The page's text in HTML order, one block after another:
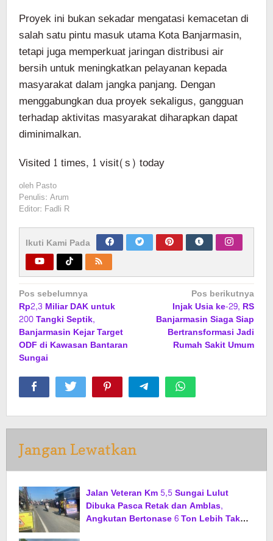
Proyek ini bukan sekadar mengatasi kemacetan di
salah satu pintu masuk utama Kota Banjarmasin,
tetapi juga memperkuat jaringan distribusi air
bersih untuk meningkatkan pelayanan kepada
masyarakat dalam jangka panjang. Dengan
menggabungkan dua proyek sekaligus, gangguan
terhadap aktivitas masyarakat diharapkan dapat
diminimalkan.
Visited 1 times, 1 visit(s) today
oleh Pasto
Penulis: Arum
Editor: Fadli R
Ikuti Kami Pada
Navigasi
pos
Pos sebelumnya
Rp2,3 Miliar DAK untuk
200 Tangki Septik,
Banjarmasin Kejar Target
ODF di Kawasan Bantaran
Sungai
Pos berikutnya
Injak Usia ke-29, RS
Banjarmasin Siaga Siap
Bertransformasi Jadi
Rumah Sakit Umum
Jangan Lewatkan
Jalan Veteran Km 5,5 Sungai Lulut
Dibuka Pasca Retak dan Amblas,
Angkutan Bertonase 6 Ton Lebih Tak